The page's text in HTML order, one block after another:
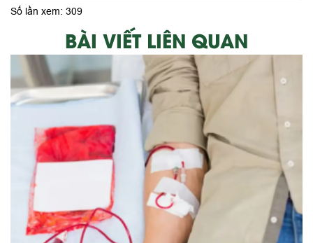
Số lần xem: 309
BÀI VIẾT LIÊN QUAN